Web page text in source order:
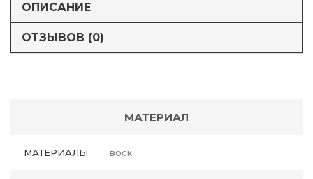
ОПИСАНИЕ
ОТЗЫВОВ (0)
МАТЕРИАЛ
МАТЕРИАЛЫ воск